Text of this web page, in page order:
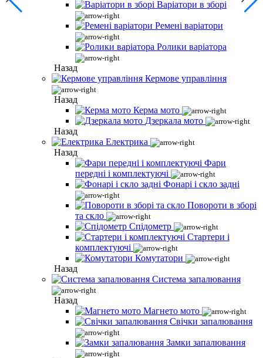
Варіатори в зборі
Ремені варіатори
Ролики варіатора
Назад
Кермове управління
Назад
Керма мото
Дзеркала мото
Назад
Електрика
Назад
Фари
передні і комплектуючі
Фонарі і скло задні
Повороти в зборі
та скло
Спідометр
Стартери і
комплектуючі
Комутатори
Назад
Система запалювання
Назад
Магнето мото
Свічки запалювання
Замки запалювання